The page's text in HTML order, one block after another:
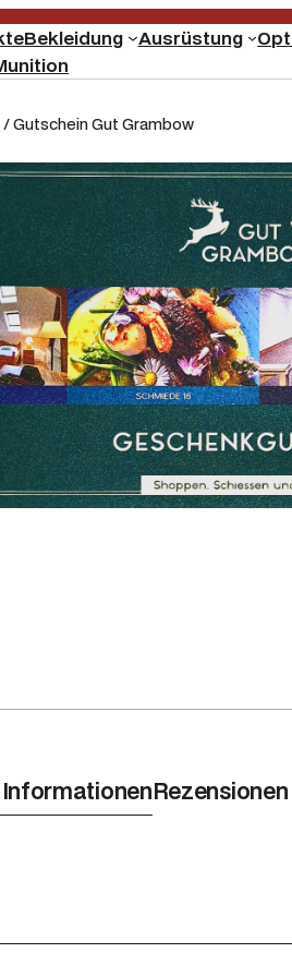
Bekleidung Ausrüstung
/ Gutschein Gut Grambow
Rezensionen